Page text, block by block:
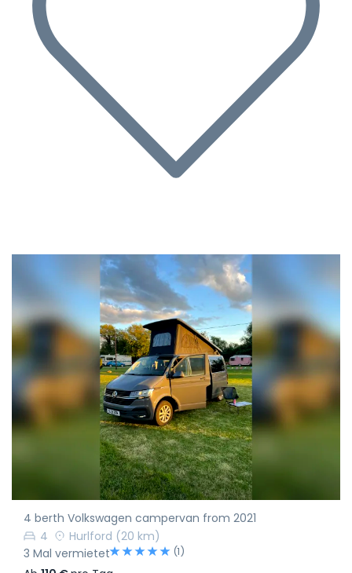
4 berth Volkswagen campervan from 2021
4
Hurlford (20 km)
3 Mal vermietet
(1)